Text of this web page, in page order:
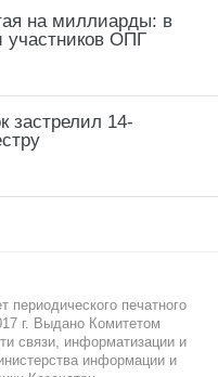
на миллиарды: в
участников ОПГ
застрелил 14-
периодического печатного
г. Выдано Комитетом
связи, информатизации и
информации и